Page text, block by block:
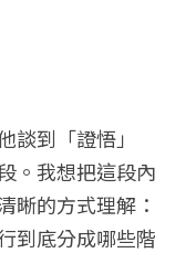
談到「證悟」
。我想把這段內
晰的方式理解：
到底分成哪些階